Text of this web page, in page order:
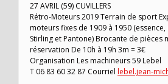
27 AVRIL (59) CUVILLERS
Rétro-Moteurs 2019 Terrain de sport
moteurs fixes de 1909 à 1950
Stirling et Pantone) Brocante de pièces
réservation De 10h à 19h 3m = 3€
Organisation Les machineurs 59 Lebel
T 06 83 60 32 87 Courriel lebel.jean-